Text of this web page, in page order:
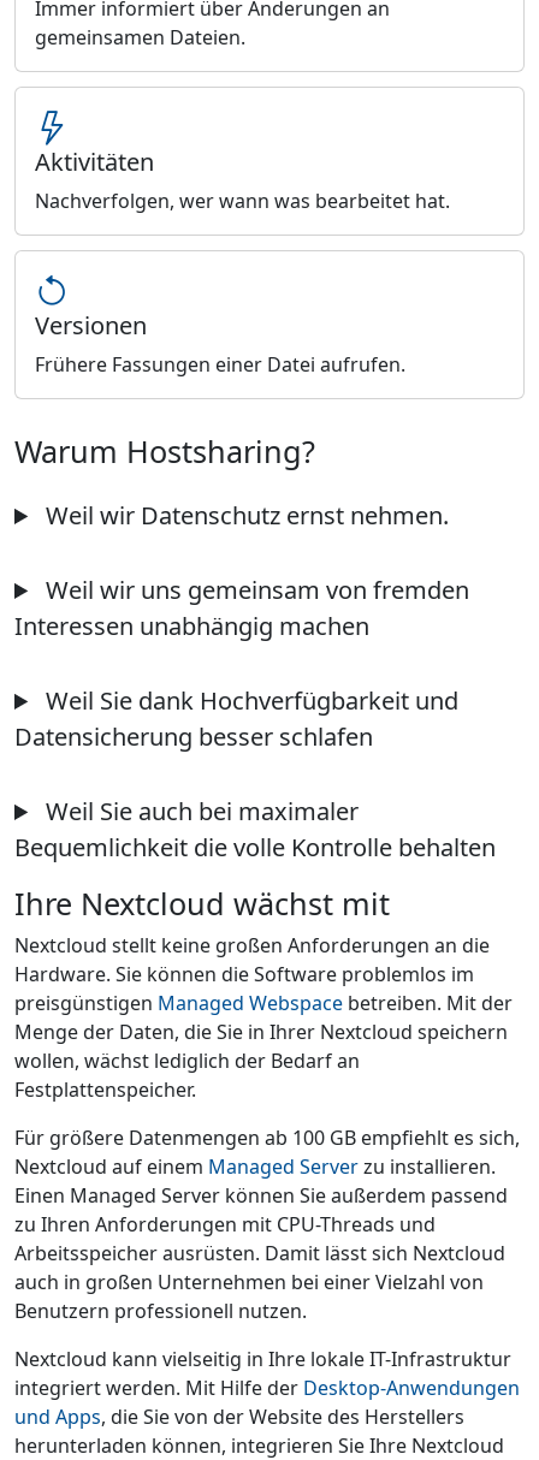
Immer informiert über Änderungen an
gemeinsamen Dateien.
Aktivitäten
Nachverfolgen, wer wann was bearbeitet hat.
Versionen
Frühere Fassungen einer Datei aufrufen.
Warum Hostsharing?
Weil wir Datenschutz ernst nehmen.
Weil wir uns gemeinsam von fremden
Interessen unabhängig machen
Weil Sie dank Hochverfügbarkeit und
Datensicherung besser schlafen
Weil Sie auch bei maximaler
Bequemlichkeit die volle Kontrolle behalten
Ihre Nextcloud wächst mit
Nextcloud stellt keine großen Anforderungen an die
Hardware. Sie können die Software problemlos im
preisgünstigen Managed Webspace betreiben. Mit der
Menge der Daten, die Sie in Ihrer Nextcloud speichern
wollen, wächst lediglich der Bedarf an
Festplattenspeicher.
Für größere Datenmengen ab 100 GB empfiehlt es sich,
Nextcloud auf einem Managed Serverzu installieren.
Einen Managed Server können Sie außerdem passend
zu Ihren Anforderungen mit CPU-Threads und
Arbeitsspeicher ausrüsten. Damit lässt sich Nextcloud
auch in großen Unternehmen bei einer Vielzahl von
Benutzern professionell nutzen.
Nextcloud kann vielseitig in Ihre lokale IT-Infrastruktur
integriert werden. Mit Hilfe der Desktop-Anwendungen
und Apps, die Sie von der Website des Herstellers
herunterladen können, integrieren Sie Ihre Nextcloud